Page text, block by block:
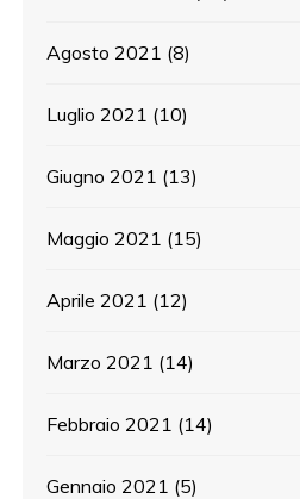
Agosto 2021 (8)
Luglio 2021 (10)
Giugno 2021 (13)
Maggio 2021 (15)
Aprile 2021 (12)
Marzo 2021 (14)
Febbraio 2021 (14)
Gennaio 2021 (5)